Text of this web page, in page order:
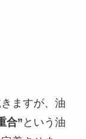
ますが、油
合”という油